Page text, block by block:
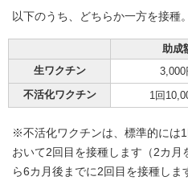
以下のうち、どちらか一方を接種。
助成
生ワクチン
3,000
不活化ワクチン
1回
※不活化ワクチンは、標準的には
おいて2回目を接種します（2カ
ら6カ月後までに2回目を接種しま